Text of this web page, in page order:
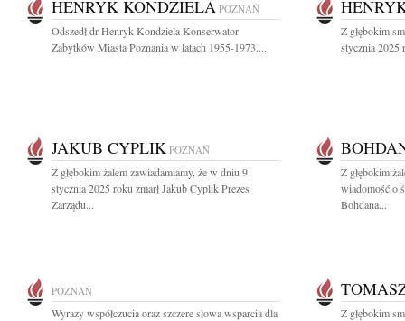
HENRYK KONDZIELA POZNAŃ
Odszedł dr Henryk Kondziela Konserwator
Zabytków Miasta Poznania w latach 1955-1973....
Z głębokim
stycznia 2025
JAKUB CYPLIK POZNAŃ
Z głębokim żalem zawiadamiamy, że w dniu 9
stycznia 2025 roku zmarł Jakub Cyplik Prezes
Zarządu...
Z głębokim
wiadomość o
Bohdana...
POZNAŃ
Wyrazy współczucia oraz szczere słowa wsparcia dla
Z głębokim